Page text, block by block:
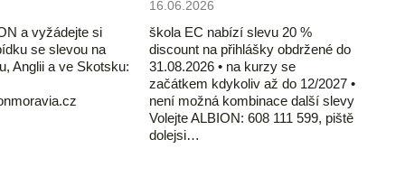
a vyžádejte si
se slevou na
Anglii a ve Skotsku:
16.06.2026
škola EC nabízí slevu 20 %
discount na přihlášky obdržené do
31.08.2026 • na kurzy se
začátkem kdykoliv až do 12/2027 •
není možná kombinace další slevy
Volejte ALBION: 608 111 599, piště
dolejsi…